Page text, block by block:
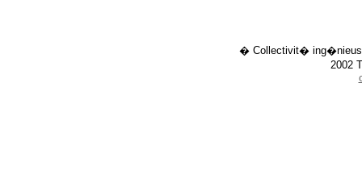
� Collectivit�
2002